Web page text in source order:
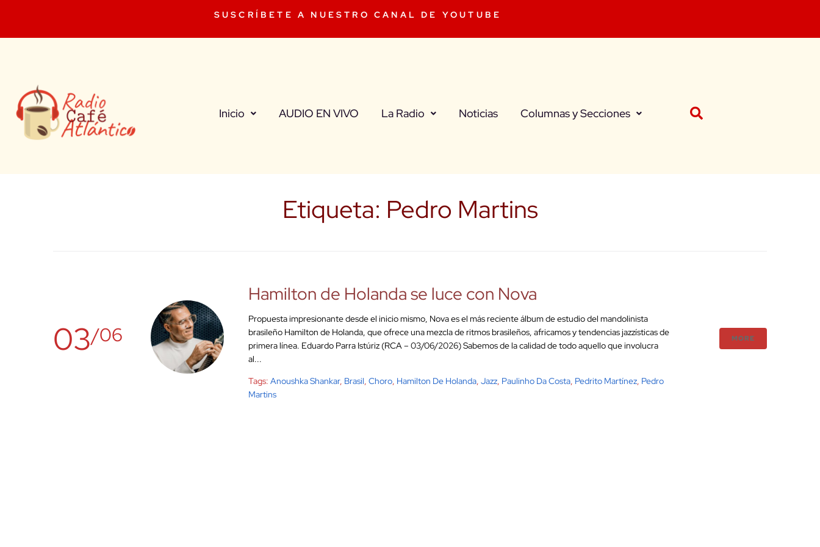
SUSCRÍBETE A NUESTRO CANAL DE YOUTUBE
Inicio AUDIO EN VIVO La Radio Noticias Columnas y Secciones
Etiqueta: Pedro Martins
03/06
Hamilton de Holanda se luce con Nova
Propuesta impresionante desde el inicio mismo, Nova es el más reciente álbum de estudio del mandolinista
brasileño Hamilton de Holanda, que ofrece una mezcla de ritmos brasileños, africamos y tendencias jazzísticas de
primera línea. Eduardo Parra Istúriz (RCA – 03/06/2026) Sabemos de la calidad de todo aquello que involucra
al...
Tags: Anoushka Shankar, Brasil, Choro, Hamilton De Holanda, Jazz, Paulinho Da Costa, Pedrito Martínez, Pedro
Martins
MORE